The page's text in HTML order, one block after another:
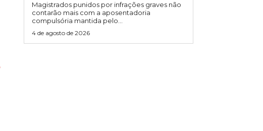
Magistrados punidos por infrações graves não
contarão mais com a aposentadoria
compulsória mantida pelo...
4 de agosto de 2026